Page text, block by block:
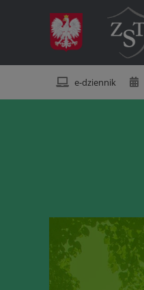
e-dziennik